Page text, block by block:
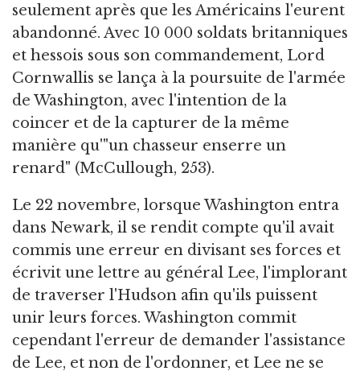
seulement après que les Américains l'eurent
abandonné. Avec 10 000 soldats britanniques
et hessois sous son commandement, Lord
Cornwallis se lança à la poursuite de l'armée
de Washington, avec l'intention de la
coincer et de la capturer de la même
manière qu'"un chasseur enserre un
renard" (McCullough, 253).
Le 22 novembre, lorsque Washington entra
dans Newark, il se rendit compte qu'il avait
commis une erreur en divisant ses forces et
écrivit une lettre au général Lee, l'implorant
de traverser l'Hudson afin qu'ils puissent
unir leurs forces. Washington commit
cependant l'erreur de demander l'assistance
de Lee, et non de l'ordonner, et Lee ne se